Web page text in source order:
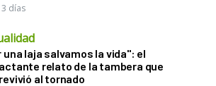
días
una laja salvamos la vida": el
relato de la tambera que
al tornado